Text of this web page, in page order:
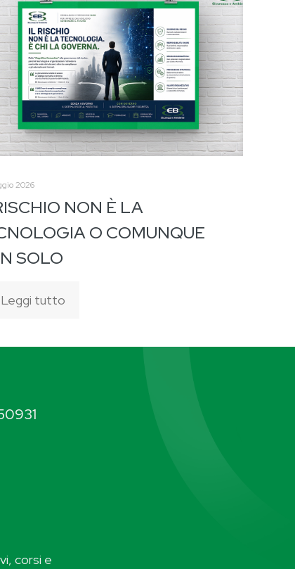
2026
NON È LA
O COMUNQUE
SOLO
Leggi tutto
corsi e